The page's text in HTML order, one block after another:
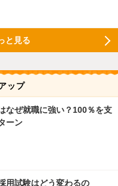
と見る
ップ
なぜ就職に強い？100％を支
ーン
用試験はどう変わるの